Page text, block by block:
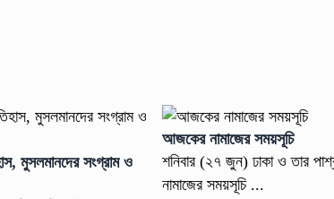
মুসলমানদের সংগ্রাম ও
আজকের নামাজের সময়সূচি
শনিবার (২৭ জুন) ঢাকা ও তার
নামাজের সময়সূচি ...